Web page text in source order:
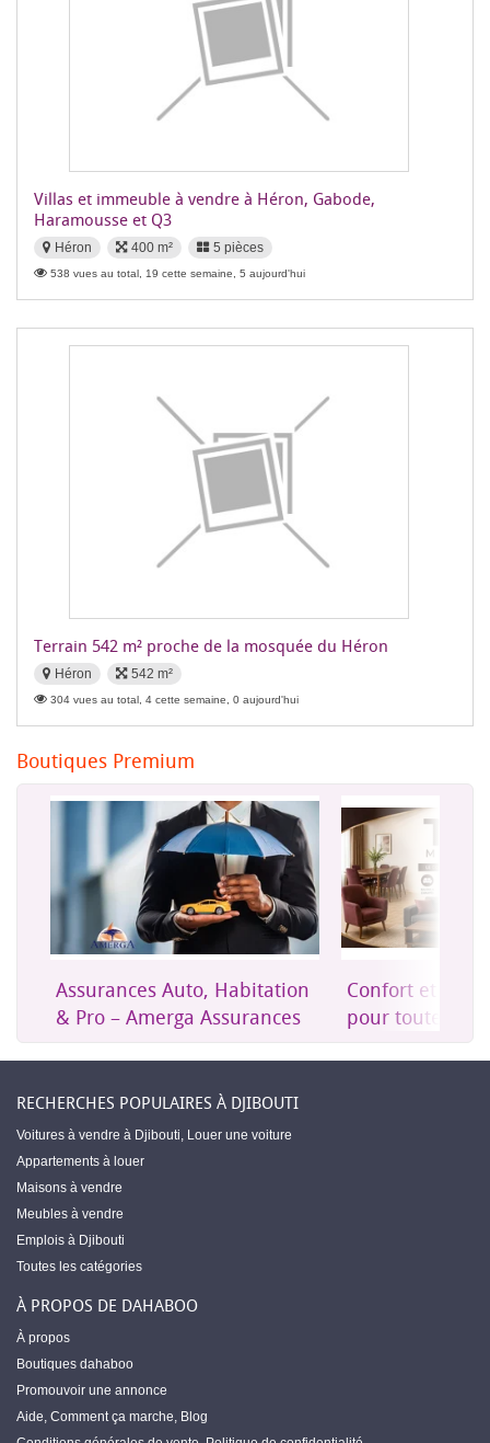
Villas et immeuble à vendre à Héron, Gabode,
Haramousse et Q3
Héron 400 m² 5 pièces
538 vues au total, 19 cette semaine, 5 aujourd'hui
Terrain 542 m² proche de la mosquée du Héron
Héron 542 m²
304 vues au total, 4 cette semaine, 0 aujourd'hui
Boutiques Premium
Assurances Auto, Habitation
& Pro – Amerga Assurances
Confort et
pour toute la
RECHERCHES POPULAIRES À DJIBOUTI
Voitures à vendre à Djibouti, Louer une voiture
Appartements à louer
Maisons à vendre
Meubles à vendre
Emplois à Djibouti
Toutes les catégories
À PROPOS DE DAHABOO
À propos
Boutiques dahaboo
Promouvoir une annonce
Aide, Comment ça marche, Blog